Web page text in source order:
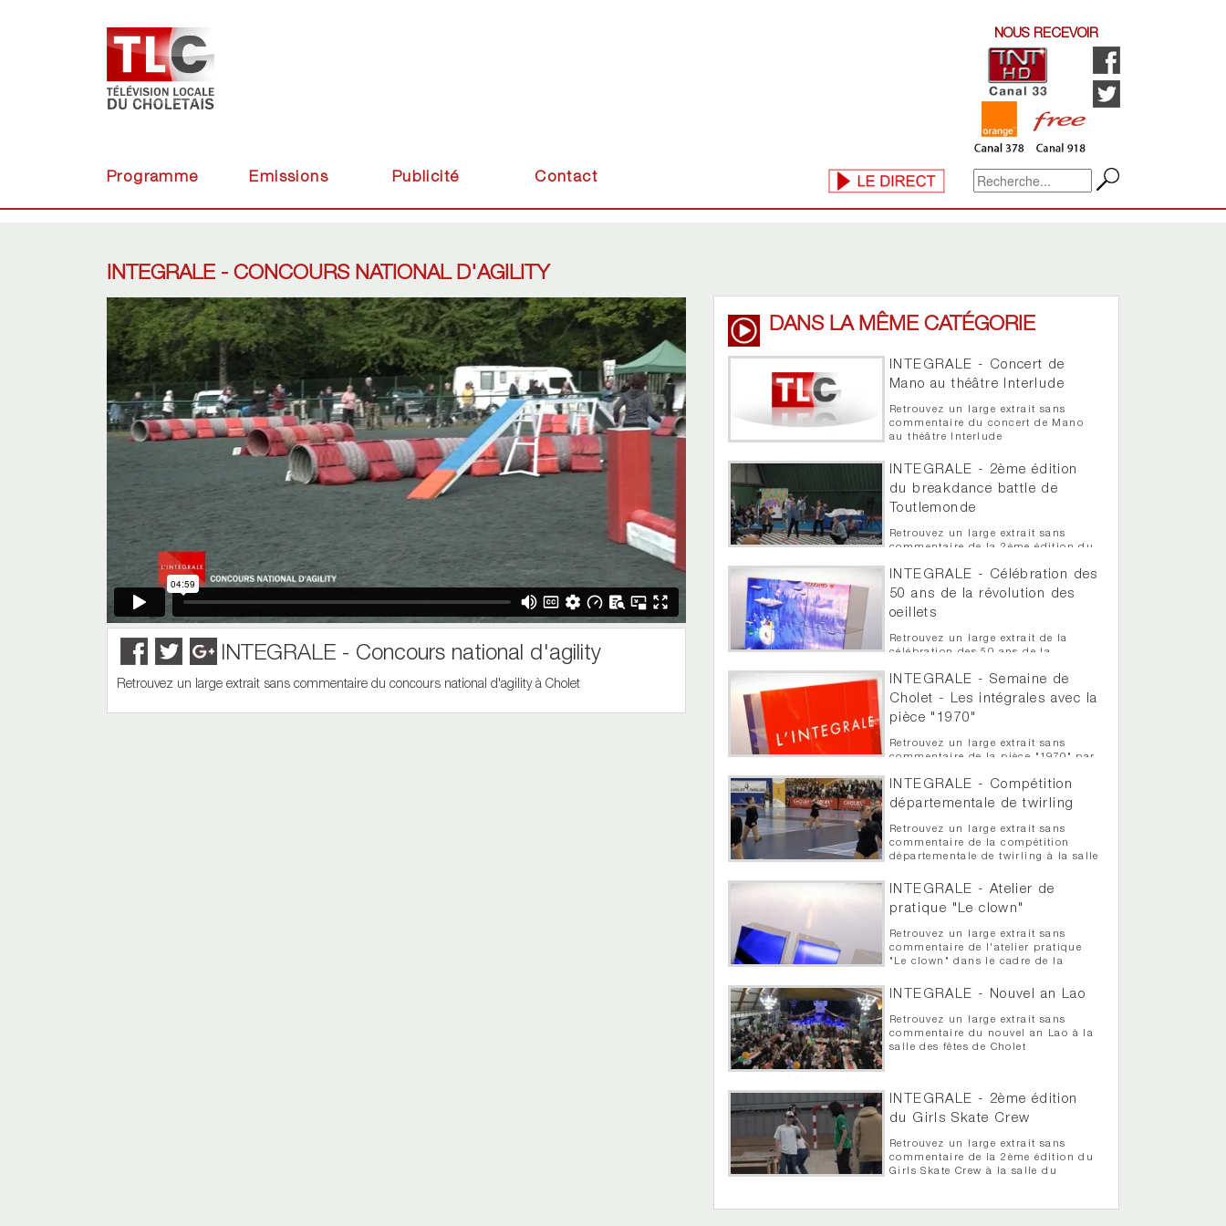
NOUS RECEVOIR
Programme Emissions Publicité Contact
INTEGRALE - CONCOURS NATIONAL D'AGILITY
INTEGRALE - Concours national d'agility
Retrouvez un large extrait sans commentaire du concours national d'agility à Cholet
DANS LA MÊME CATÉGORIE
INTEGRALE - Concert de
Mano au théâtre Interlude
Retrouvez un large extrait sans
commentaire du concert de Mano
au théâtre Interlude
INTEGRALE - 2ème édition
du breakdance battle de
Toutlemonde
Retrouvez un large extrait sans
commentaire de la 2ème édition du
INTEGRALE - Célébration des
50 ans de la révolution des
oeillets
Retrouvez un large extrait de la
célébration des 50 ans de la
INTEGRALE - Semaine de
Cholet - Les intégrales avec la
pièce "1970"
Retrouvez un large extrait sans
commentaire de la pièce "1970" par
intégrale de la semaine de Cholet
INTEGRALE - Compétition
départementale de twirling
Retrouvez un large extrait sans
commentaire de la compétition
départementale de twirling à la salle
INTEGRALE - Atelier de
pratique "Le clown"
Retrouvez un large extrait sans
commentaire de l'atelier pratique
"Le clown" dans le cadre de la
INTEGRALE - Nouvel an Lao
Retrouvez un large extrait sans
commentaire du nouvel an Lao à la
salle des fêtes de Cholet
INTEGRALE - 2ème édition
du Girls Skate Crew
Retrouvez un large extrait sans
commentaire de la 2ème édition du
Girls Skate Crew à la salle du